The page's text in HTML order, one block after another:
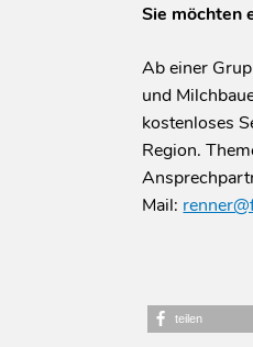
Sie möchten
Ab einer
und
kostenloses
Region.
Mail:
teilen